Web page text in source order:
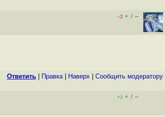
–2 + / –
Ответить Правка| Наверх Cообщить модератору
+1 + / –